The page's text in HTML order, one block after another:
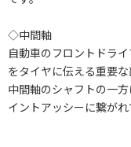
◇中間軸
自動車のフロントドラ
をタイヤに伝える重要な
中間軸のシャフトの一
イントアッシーに繋がれ